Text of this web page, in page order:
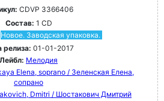
CDVP 3366406
Состав: 1 CD
Новое. Заводская упаковка.
релиза: 01-01-2017
Лейбл: Мелодия
Elena, soprano / Зеленская Елена,
сопрано
Dmitri / Шостакович Дмитрий